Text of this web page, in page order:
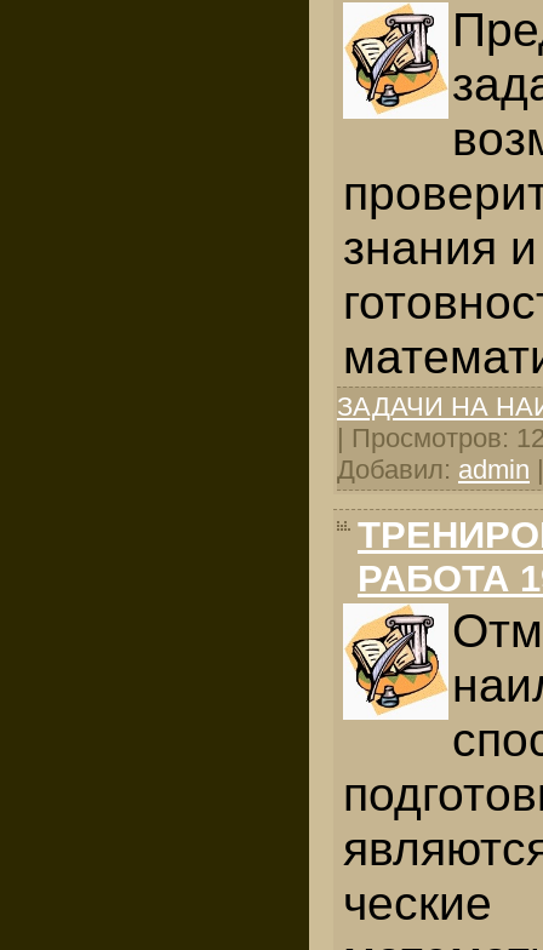
знания
ЗАДАЧИ НА
| Просмотров:
Добавил: admin
РАБОТА